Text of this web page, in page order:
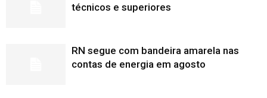
técnicos e superiores
RN segue com bandeira amarela nas
contas de energia em agosto